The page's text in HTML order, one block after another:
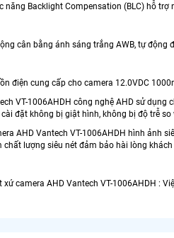
năng Backlight Compensation (BLC) hỗ
cân bằng ánh sáng trắng AWB, tự động
điện cung cấp cho camera 12.0VDC
VT-1006AHDH công nghệ AHD sử
đặt không bị giật hình, không bị độ trễ so
AHD Vantech VT-1006AHDH hình ảnh
chất lượng siêu nét đảm bảo hài lòng
xứ camera AHD Vantech VT-1006AHDH :